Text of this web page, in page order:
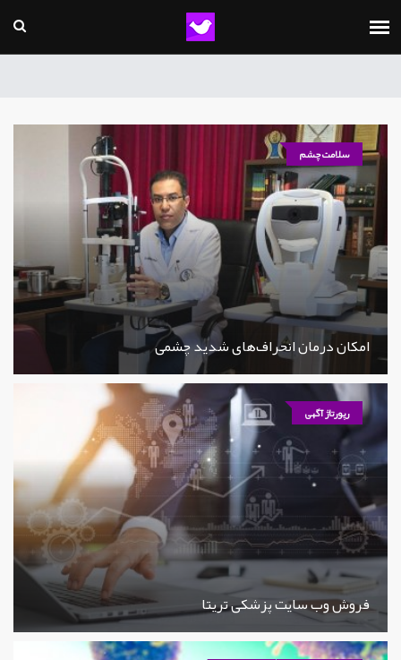
سلامت چشم
امکان درمان انحراف‌های شدید چشمی
رپورتاژ آگهی
فروش وب سایت پزشکی تریتا